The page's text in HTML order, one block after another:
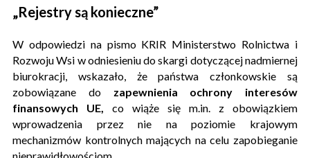
„Rejestry są konieczne”
W odpowiedzi na pismo KRIR Ministerstwo Rolnictwa i
Rozwoju Wsi w odniesieniu do skargi dotyczącej nadmiernej
biurokracji, wskazało, że państwa członkowskie są
zobowiązane do zapewnienia ochrony interesów
finansowych UE, co wiąże się m.in. z obowiązkiem
wprowadzenia przez nie na poziomie krajowym
mechanizmów kontrolnych mających na celu zapobieganie